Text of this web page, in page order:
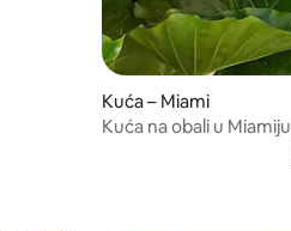
Kuća – Miami
Kuća na obali u Miamiju